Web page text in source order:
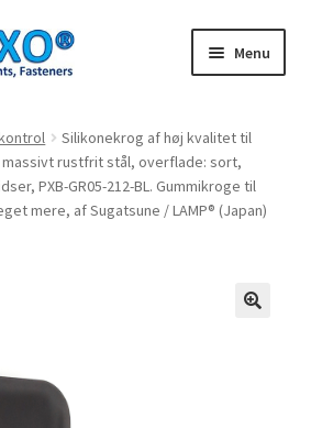
Menu
Silikonekrog af høj kvalitet til
rustfrit stål, overflade: sort,
PXB-GR05-212-BL. Gummikroge til
mere, af Sugatsune / LAMP® (Japan)